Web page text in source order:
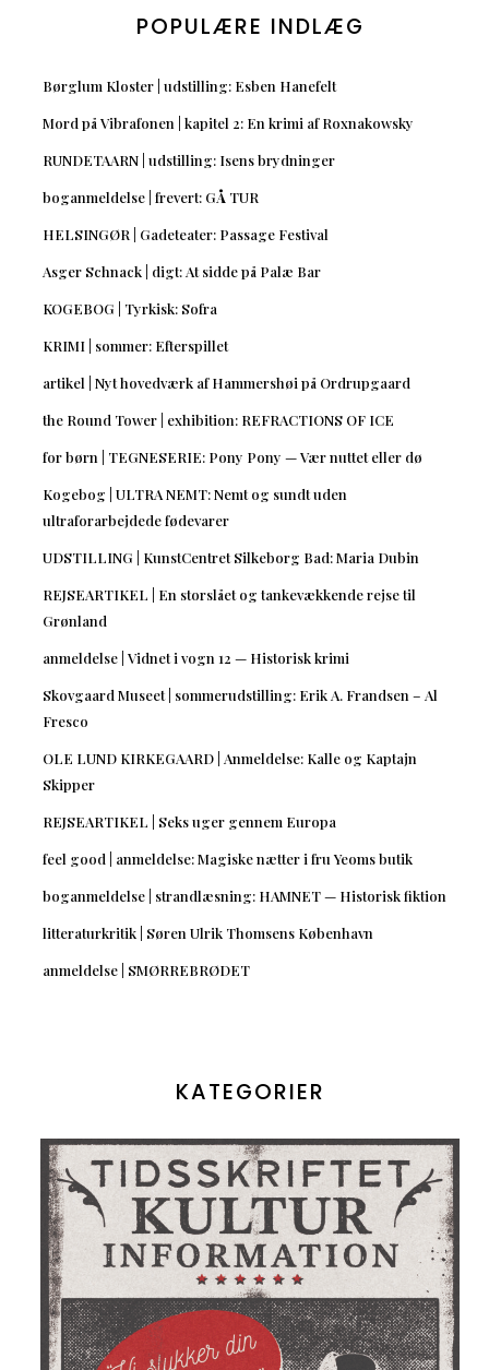
POPULÆRE INDLÆG
Børglum Kloster | udstilling: Esben Hanefelt
Mord på Vibrafonen | kapitel 2: En krimi af Roxnakowsky
RUNDETAARN | udstilling: Isens brydninger
boganmeldelse | frevert: GÅ TUR
HELSINGØR | Gadeteater: Passage Festival
Asger Schnack | digt: At sidde på Palæ Bar
KOGEBOG | Tyrkisk: Sofra
KRIMI | sommer: Efterspillet
artikel | Nyt hovedværk af Hammershøi på Ordrupgaard
the Round Tower | exhibition: REFRACTIONS OF ICE
for børn | TEGNESERIE: Pony Pony — Vær nuttet eller dø
Kogebog | ULTRA NEMT: Nemt og sundt uden
ultraforarbejdede fødevarer
UDSTILLING | KunstCentret Silkeborg Bad: Maria Dubin
REJSEARTIKEL | En storslået og tankevækkende rejse til
Grønland
anmeldelse | Vidnet i vogn 12 — Historisk krimi
Skovgaard Museet | sommerudstilling: Erik A. Frandsen – Al
Fresco
OLE LUND KIRKEGAARD | Anmeldelse: Kalle og Kaptajn
Skipper
REJSEARTIKEL | Seks uger gennem Europa
feel good | anmeldelse: Magiske nætter i fru Yeoms butik
boganmeldelse | strandlæsning: HAMNET — Historisk fiktion
litteraturkritik | Søren Ulrik Thomsens København
anmeldelse | SMØRREBRØDET
KATEGORIER